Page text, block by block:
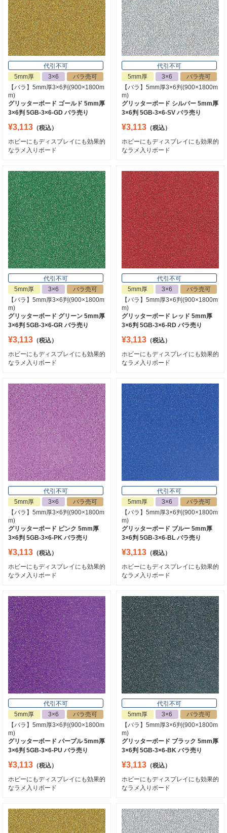
代引不可
5mm厚
3×6
バラ売可
【バラ】5mm厚3×6判(900×1800m
m)
グリッターボード ゴールド 5mm厚
3×6判 5GB-3×6-GD バラ売り
¥3,113 （税込）
ホビーにもディスプレイにも効果的
なラメ入りボード
代引不可
5mm厚
3×6
バラ売可
【バラ】5mm厚3×6判(900×1800m
m)
グリッターボード シルバー 5mm厚
3×6判 5GB-3×6-SV バラ売り
¥3,113 （税込）
ホビーにもディスプレイにも効果的
なラメ入りボード
代引不可
5mm厚
3×6
バラ売可
【バラ】5mm厚3×6判(900×1800m
m)
グリッターボード グリーン 5mm厚
3×6判 5GB-3×6-GR バラ売り
¥3,113 （税込）
ホビーにもディスプレイにも効果的
なラメ入りボード
代引不可
5mm厚
3×6
バラ売可
【バラ】5mm厚3×6判(900×1800m
m)
グリッターボード レッド 5mm厚
3×6判 5GB-3×6-RD バラ売り
¥3,113 （税込）
ホビーにもディスプレイにも効果的
なラメ入りボード
代引不可
5mm厚
3×6
バラ売可
【バラ】5mm厚3×6判(900×1800m
m)
グリッターボード ピンク 5mm厚
3×6判 5GB-3×6-PK バラ売り
¥3,113 （税込）
ホビーにもディスプレイにも効果的
なラメ入りボード
代引不可
5mm厚
3×6
バラ売可
【バラ】5mm厚3×6判(900×1800m
m)
グリッターボード ブルー 5mm厚
3×6判 5GB-3×6-BL バラ売り
¥3,113 （税込）
ホビーにもディスプレイにも効果的
なラメ入りボード
代引不可
5mm厚
3×6
バラ売可
【バラ】5mm厚3×6判(900×1800m
m)
グリッターボード パープル 5mm厚
3×6判 5GB-3×6-PU バラ売り
¥3,113 （税込）
ホビーにもディスプレイにも効果的
なラメ入りボード
代引不可
5mm厚
3×6
バラ売可
【バラ】5mm厚3×6判(900×1800m
m)
グリッターボード ブラック 5mm厚
3×6判 5GB-3×6-BK バラ売り
¥3,113 （税込）
ホビーにもディスプレイにも効果的
なラメ入りボード